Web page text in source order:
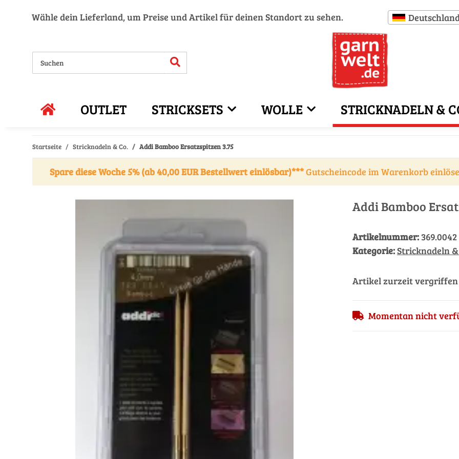
Wähle dein Lieferland, um Preise und Artikel für deinen Standort zu sehen.
OUTLET STRICKSETS WOLLE STRICKNADELN &
Startseite Stricknadeln & Co. Addi Bamboo Ersatzspitzen 3.75
Spare diese Woche 5% (ab 40,00 EUR Bestellwert einlösbar)***Gutscheincode im Warenkorb
Addi Bamboo
Artikelnummer: 369.0042
Kategorie:Stricknadeln &
Artikel zurzeit vergriffen
Momentan nicht